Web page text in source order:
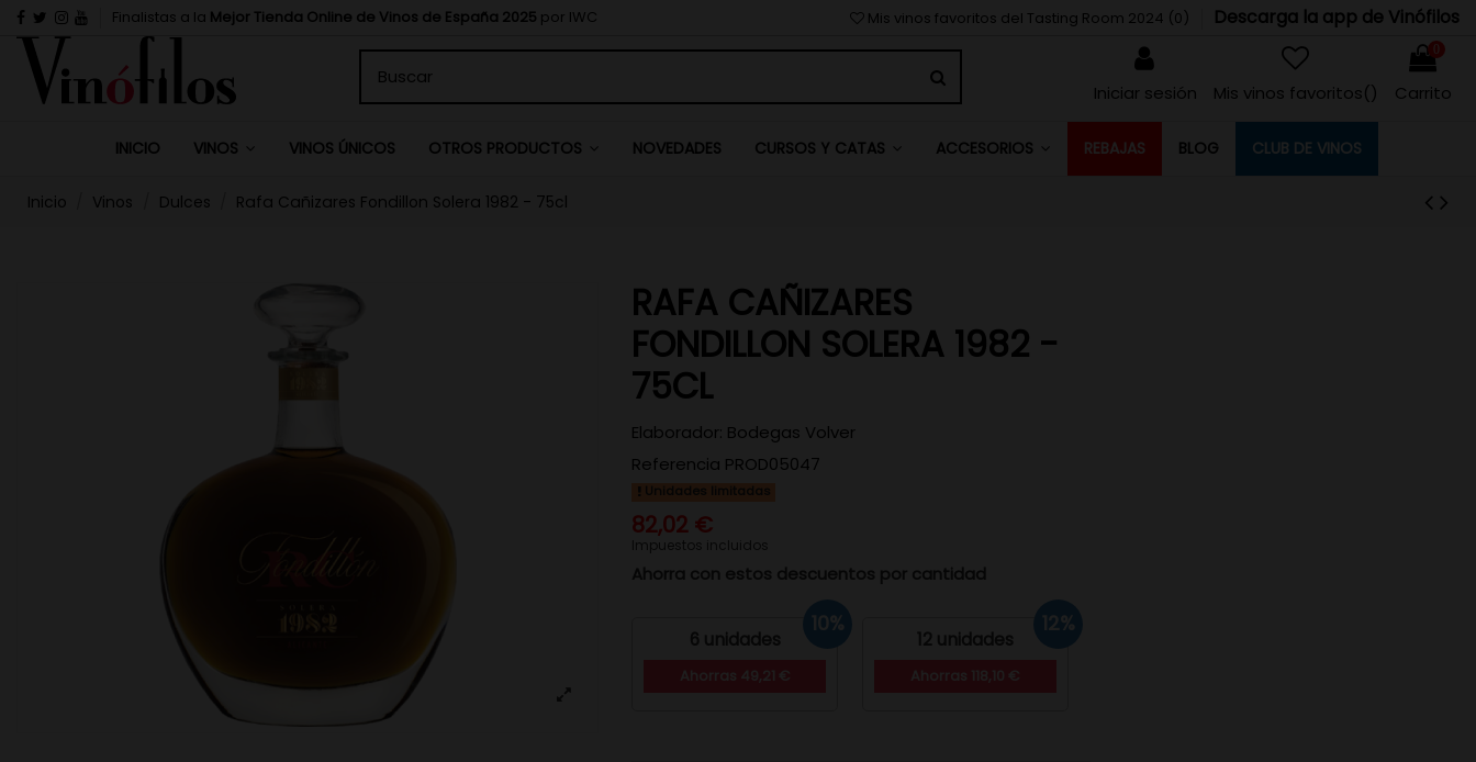
Finalistas a la Mejor Tienda Online de Vinos de España 2025 por IWC Mis vinos favoritos del Tasting Room 2024 (0) Descarga la app de Vinófilos
Iniciar sesión Mis vinos favoritos() Carrito
INICIO VINOS VINOS ÚNICOS OTROS PRODUCTOS NOVEDADES CURSOS Y CATAS ACCESORIOS REBAJAS BLOG CLUB DE VINOS
Inicio Vinos Dulces Rafa Cañizares Fondillon Solera 1982 - 75cl
RAFA CAÑIZARES
FONDILLON SOLERA 1982 -
75CL
Elaborador: Bodegas Volver
Referencia PROD05047
Unidades limitadas
82,02 €
Impuestos incluidos
Ahorra con estos descuentos por cantidad
6 unidades
10%
12 unidades
12%